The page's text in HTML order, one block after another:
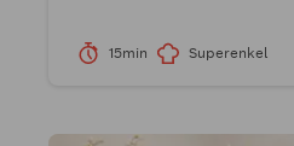
15min Superenkel